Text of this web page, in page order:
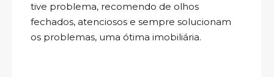
tive problema, recomendo de olhos
fechados, atenciosos e sempre solucionam
os problemas, uma ótima imobiliária.